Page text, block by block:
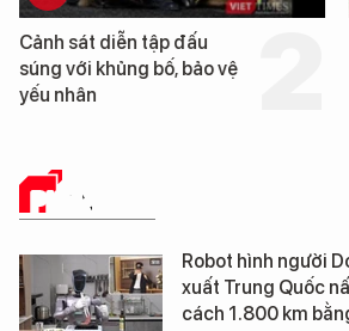
Trung Quốc phát hiện “mỏ
cao su tự nhiên” từ một
loài cỏ dại mọc trên đất
PHÂN TÍCH
Robot hình người
xuất Trung Quốc
cách 1.800 km